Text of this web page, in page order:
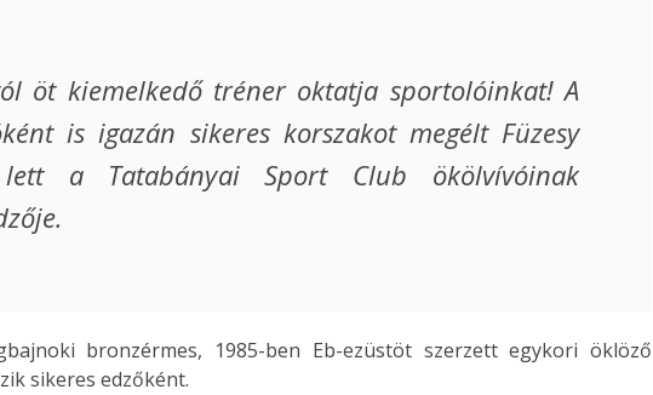
öt kiemelkedő tréner oktatja sportolóinkat! A
is igazán sikeres korszakot megélt Füzesy
a Tatabányai Sport Club ökölvívóinak
bronzérmes, 1985-ben Eb-ezüstöt szerzett egykori öklöző
sikeres edzőként.